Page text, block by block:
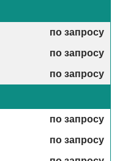
по запросу
по запросу
по запросу
по запросу
по запросу